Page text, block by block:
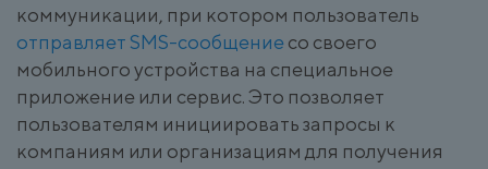
коммуникации, при котором пользователь
отправляет SMS-сообщениесо своего
мобильного устройства на специальное
приложение или сервис. Это позволяет
пользователям инициировать запросы к
компаниям или организациям для получения